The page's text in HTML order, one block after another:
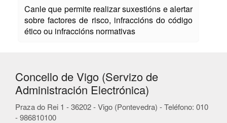
Canle que permite realizar suxestións e alertar
sobre factores de risco, infraccións do código
ético ou infraccións normativas
Concello de Vigo (Servizo de
Administración Electrónica)
Praza do Rei 1 - 36202 - Vigo (Pontevedra) - Teléfono: 010
- 986810100